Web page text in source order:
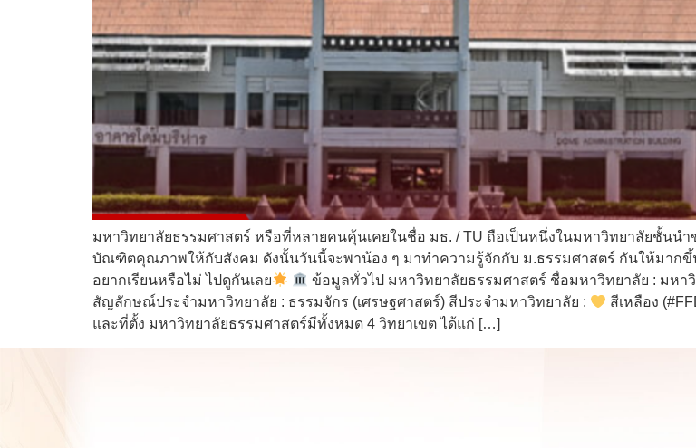
มหาวิทยาลัยธรรมศาสตร์ หรือที่หลายคนคุ้นเคยในชื่อ มธ. / TU ถือเป็นหนึ่งในมหาวิทยาลัยชั้นนำ
บัณฑิตคุณภาพให้กับสังคม ดังนั้นวันนี้จะพาน้อง ๆ มาทำความรู้จักกับ ม.ธรรมศาสตร์ กันให้มาก
อยากเรียนหรือไม่ ไปดูกันเลย
ข้อมูลทั่วไป มหาวิทยาลัยธรรมศาสตร์ ชื่อมหาวิทยาลัย : มหาวิ
สัญลักษณ์ประจำมหาวิทยาลัย : ธรรมจักร (เศรษฐศาสตร์) สีประจำมหาวิทยาลัย :
สีเหลือง
และที่ตั้ง มหาวิทยาลัยธรรมศาสตร์มีทั้งหมด 4 วิทยาเขต ได้แก่ […]